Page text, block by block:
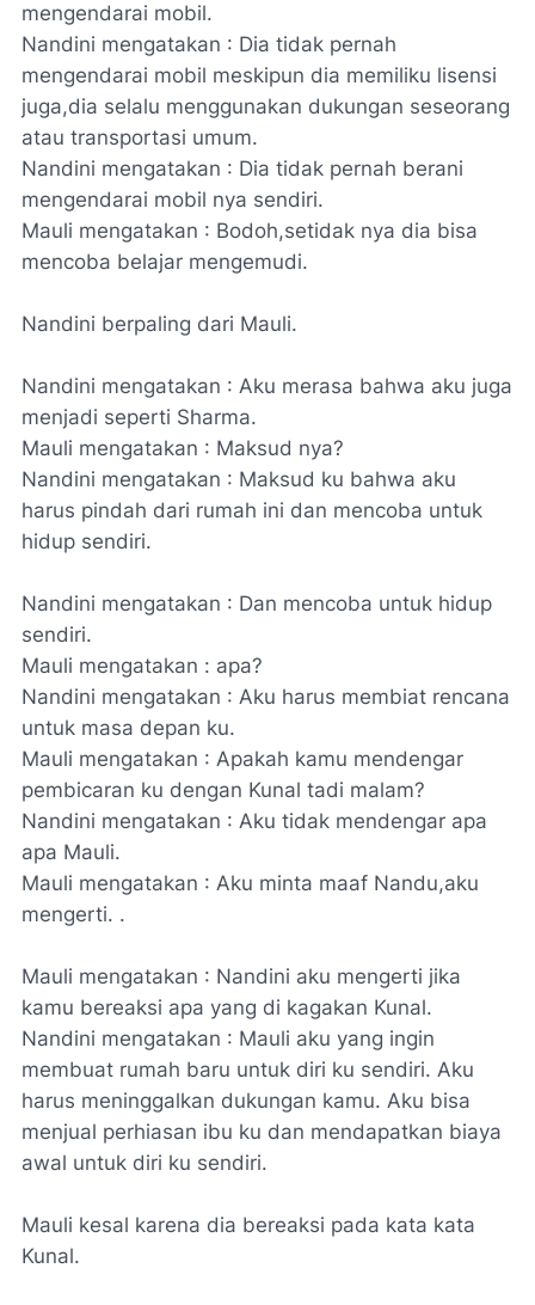
mengendarai mobil.
Nandini mengatakan : Dia tidak pernah
mengendarai mobil meskipun dia memiliku lisensi
juga,dia selalu menggunakan dukungan seseorang
atau transportasi umum.
Nandini mengatakan : Dia tidak pernah berani
mengendarai mobil nya sendiri.
Mauli mengatakan : Bodoh,setidak nya dia bisa
mencoba belajar mengemudi.
Nandini berpaling dari Mauli.
Nandini mengatakan : Aku merasa bahwa aku juga
menjadi seperti Sharma.
Mauli mengatakan : Maksud nya?
Nandini mengatakan : Maksud ku bahwa aku
harus pindah dari rumah ini dan mencoba untuk
hidup sendiri.
Nandini mengatakan : Dan mencoba untuk hidup
sendiri.
Mauli mengatakan : apa?
Nandini mengatakan : Aku harus membiat rencana
untuk masa depan ku.
Mauli mengatakan : Apakah kamu mendengar
pembicaran ku dengan Kunal tadi malam?
Nandini mengatakan : Aku tidak mendengar apa
apa Mauli.
Mauli mengatakan : Aku minta maaf Nandu,aku
mengerti. .
Mauli mengatakan : Nandini aku mengerti jika
kamu bereaksi apa yang di kagakan Kunal.
Nandini mengatakan : Mauli aku yang ingin
membuat rumah baru untuk diri ku sendiri. Aku
harus meninggalkan dukungan kamu. Aku bisa
menjual perhiasan ibu ku dan mendapatkan biaya
awal untuk diri ku sendiri.
Mauli kesal karena dia bereaksi pada kata kata
Kunal.